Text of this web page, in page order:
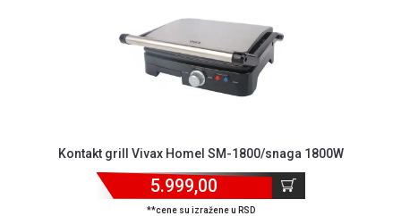
Kontakt grill Vivax Homel SM-1800/snaga 1800W
5.999,00
**cene su izražene u RSD